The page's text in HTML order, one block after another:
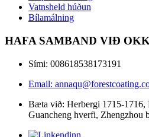
Vatnsheld húðun
Bílamálning
HAFA SAMBAND VIÐ
Sími: 008618538173191
Email:
Bæta við: Herbergi 1715-1716,
Guancheng hverfi, Zhengzhou